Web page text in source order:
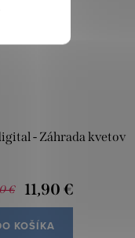
- Záhrada kvetov
€ 11,90 €
KOŠÍKA